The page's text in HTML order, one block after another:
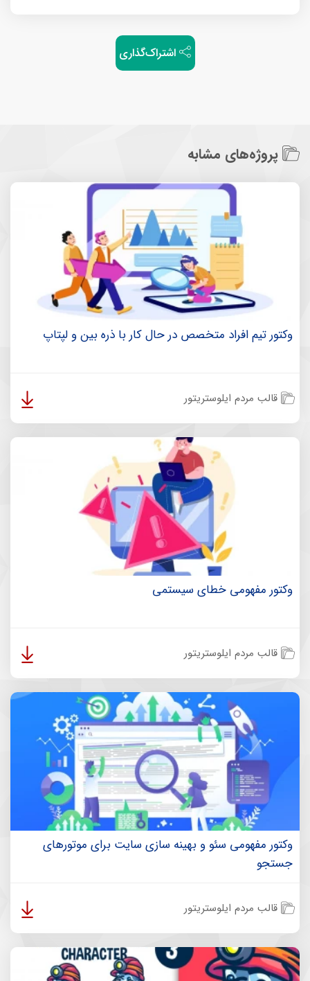
اشتراک‌گذاری
پروژه‌های مشابه
وکتور تیم افراد متخصص در حال کار با ذره بین و لپتاپ
قالب مردم ایلوستریتور
وکتور مفهومی خطای سیستمی
قالب مردم ایلوستریتور
وکتور مفهومی سئو و بهینه سازی سایت برای موتورهای
جستجو
قالب مردم ایلوستریتور